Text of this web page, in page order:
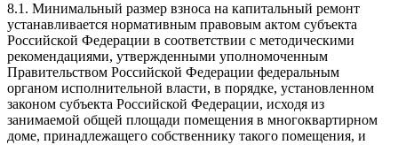
8.1. Минимальный размер взноса на капитальный ремонт
устанавливается нормативным правовым актом субъекта
Российской Федерации в соответствии с методическими
рекомендациями, утвержденными уполномоченным
Правительством Российской Федерации федеральным
органом исполнительной власти, в порядке, установленном
законом субъекта Российской Федерации, исходя из
занимаемой общей площади помещения в многоквартирном
доме, принадлежащего собственнику такого помещения, и